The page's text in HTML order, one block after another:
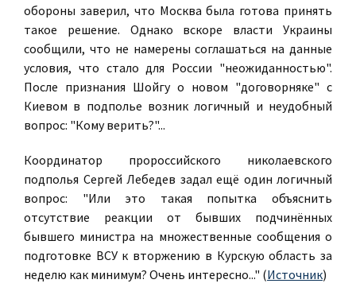
обороны заверил, что Москва была готова принять
такое решение. Однако вскоре власти Украины
сообщили, что не намерены соглашаться на данные
условия, что стало для России "неожиданностью".
После признания Шойгу о новом "договорняке" с
Киевом в подполье возник логичный и неудобный
вопрос: "Кому верить?"...
Координатор пророссийского николаевского
подполья Сергей Лебедев задал ещё один логичный
вопрос: "Или это такая попытка объяснить
отсутствие реакции от бывших подчинённых
бывшего министра на множественные сообщения о
подготовке ВСУ к вторжению в Курскую область за
неделю как минимум? Очень интересно..." (Источник)